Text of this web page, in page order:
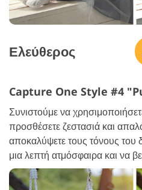
Ελεύθερος
Capture One Style #4
Συνιστούμε να
προσθέσετε ζεστασιά και
αποκαλύψετε τους τόνους του
μια λεπτή ατμόσφαιρα και να